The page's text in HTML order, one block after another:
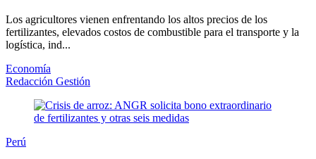
Los agricultores vienen enfrentando los altos precios de los
fertilizantes, elevados costos de combustible para el transporte y la
logística, ind...
Economía
Redacción Gestión
Perú